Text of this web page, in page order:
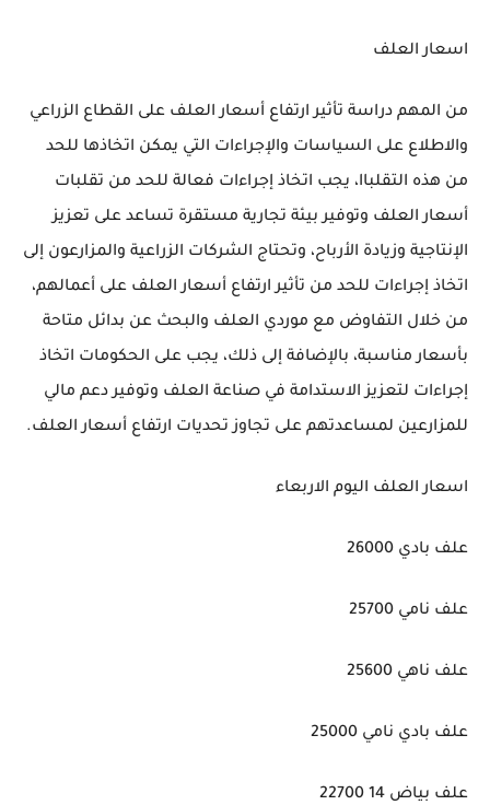
اسعار العلف
من المهم دراسة تأثير ارتفاع أسعار العلف على القطاع الزراعي
والاطلاع على السياسات والإجراءات التي يمكن اتخاذها للحد
من هذه التقلباا، يجب اتخاذ إجراءات فعالة للحد من تقلبات
أسعار العلف وتوفير بيئة تجارية مستقرة تساعد على تعزيز
الإنتاجية وزيادة الأرباح، وتحتاج الشركات الزراعية والمزارعون إلى
اتخاذ إجراءات للحد من تأثير ارتفاع أسعار العلف على أعمالهم،
من خلال التفاوض مع موردي العلف والبحث عن بدائل متاحة
بأسعار مناسبة، بالإضافة إلى ذلك، يجب على الحكومات اتخاذ
إجراءات لتعزيز الاستدامة في صناعة العلف وتوفير دعم مالي
للمزارعين لمساعدتهم على تجاوز تحديات ارتفاع أسعار العلف.
اسعار العلف اليوم الاربعاء
علف بادي 26000
علف نامي 25700
علف ناهي 25600
علف بادي نامي 25000
علف بياض 14 22700